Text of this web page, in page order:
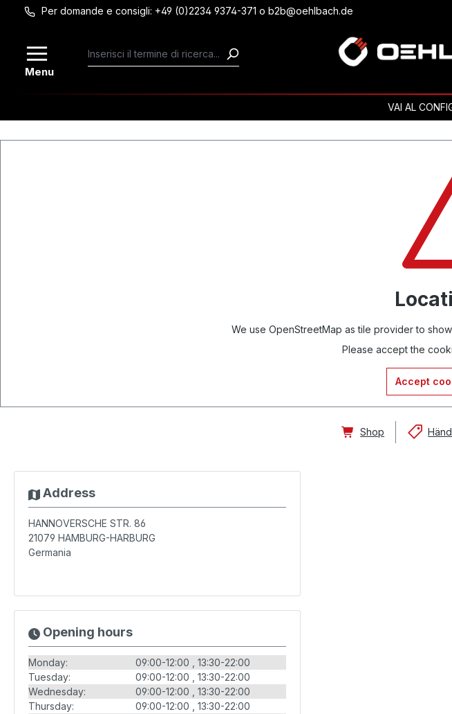
Passa al contenuto principale
Per domande e consigli: +49 (0)2234 9374-371 o b2b@oehlbach.de
Menu
VAI AL
We use OpenStreetMap as tile provider to
Please accept the
Accept
Shop
Address
HANNOVERSCHE STR. 86
21079 HAMBURG-HARBURG
Germania
Opening hours
Monday: 09:00-12:00
13:30-22:00
Tuesday:
09:00-12:00
13:30-22:00
Wednesday:
09:00-12:00
13:30-22:00
Thursday:
09:00-12:00
13:30-22:00